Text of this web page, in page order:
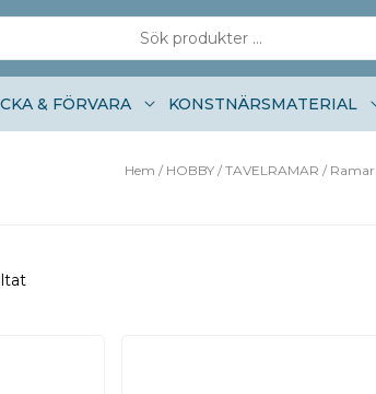
& FÖRVARA KONSTNÄRSMATERIAL
Hem / HOBBY/ TAVELRAMAR / Ramar